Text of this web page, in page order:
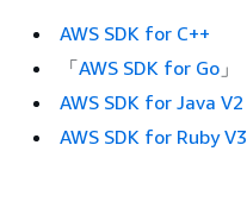
AWS SDK for C++
「AWS SDK for Go 」
AWS SDK for Java V2
AWS SDK for Ruby V3